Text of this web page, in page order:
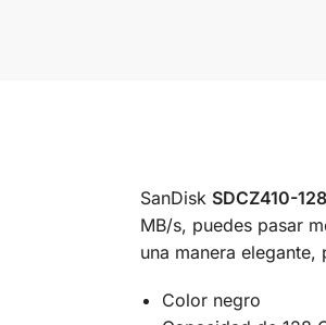
SanDisk SDCZ410-
MB/s, puedes pasar
una manera
Color negro